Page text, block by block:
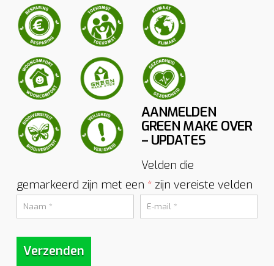
AANMELDEN
GREEN MAKE OVER
– UPDATES
Velden die
gemarkeerd zijn met een *zijn vereiste velden